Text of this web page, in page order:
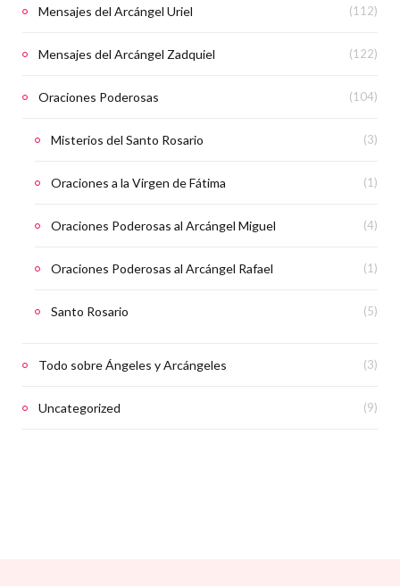
Mensajes del Arcángel Uriel (112)
Mensajes del Arcángel Zadquiel (122)
Oraciones Poderosas (104)
Misterios del Santo Rosario (3)
Oraciones a la Virgen de Fátima (1)
Oraciones Poderosas al Arcángel Miguel (4)
Oraciones Poderosas al Arcángel Rafael (1)
Santo Rosario (5)
Todo sobre Ángeles y Arcángeles (3)
Uncategorized (9)